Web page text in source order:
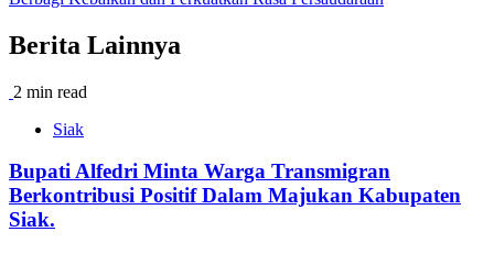
Berita Lainnya
2 min read
Siak
Bupati Alfedri Minta Warga Transmigran
Berkontribusi Positif Dalam Majukan Kabupaten
Siak.